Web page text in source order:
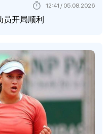
员开局顺利
12:41 / 05.08.2026